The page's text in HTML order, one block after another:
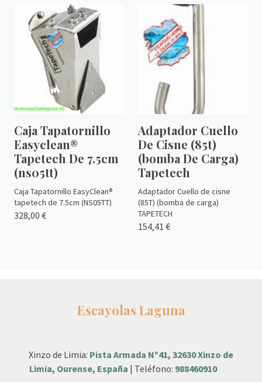
Caja Tapatornillo
Easyclean®
Tapetech De 7.5cm
(ns05tt)
Caja Tapatornillo EasyClean®
tapetech de 7.5cm (NS05TT)
328,00 €
Adaptador Cuello
De Cisne (85t)
(bomba De Carga)
Tapetech
Adaptador Cuello de cisne
(85T) (bomba de carga)
TAPETECH
154,41 €
Escayolas Laguna
Xinzo de Limia: Pista Armada Nº41, 32630 Xinzo de
Limia, Ourense, España | Teléfono: 988460910